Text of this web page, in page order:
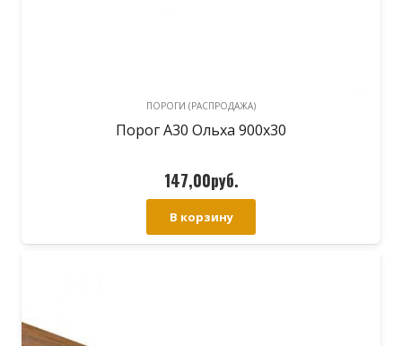
ПОРОГИ (РАСПРОДАЖА)
Порог А30 Ольха 900х30
147,00руб.
В корзину